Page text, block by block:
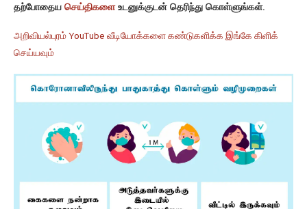
தற்போதைய செய்திகளைஉடனுக்குடன் தெரிந்து கொள்ளுங்கள்.
அறிவியல்புரம் YouTube வீடியோக்களை கண்டுகளிக்க இங்கே கிளிக்
செய்யவும்